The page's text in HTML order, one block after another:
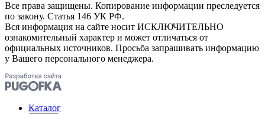
Все права защищены. Копирование информации преследуется
по закону. Статья 146 УК РФ.
Вся информация на сайте носит ИСКЛЮЧИТЕЛЬНО
ознакомительный характер и может отличаться от
официальных источников. Просьба запрашивать информацию
у Вашего персонального менеджера.
Каталог